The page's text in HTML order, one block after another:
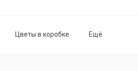
Цветы в коробке Ещё